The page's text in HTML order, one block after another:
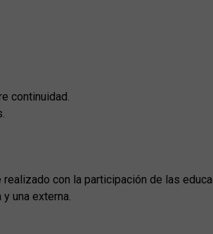
continuidad.
con la participación de las
una externa.